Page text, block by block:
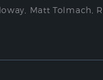
Matt Tolmach